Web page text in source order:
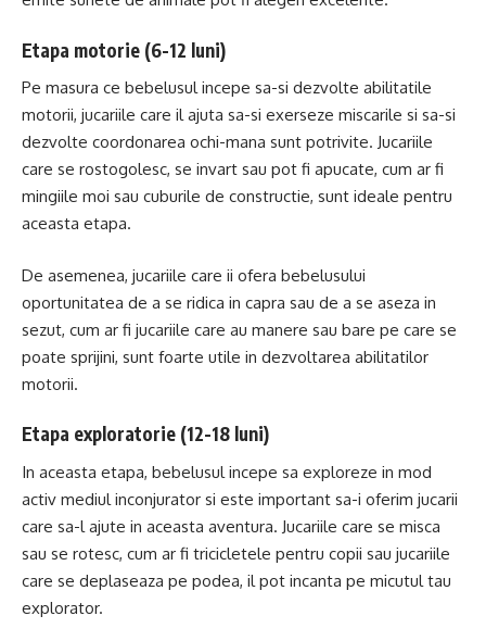
Etapa motorie (6-12 luni)
Pe masura ce bebelusul incepe sa-si dezvolte abilitatile
motorii, jucariile care il ajuta sa-si exerseze miscarile si sa-si
dezvolte coordonarea ochi-mana sunt potrivite. Jucariile
care se rostogolesc, se invart sau pot fi apucate, cum ar fi
mingiile moi sau cuburile de constructie, sunt ideale pentru
aceasta etapa.
De asemenea, jucariile care ii ofera bebelusului
oportunitatea de a se ridica in capra sau de a se aseza in
sezut, cum ar fi jucariile care au manere sau bare pe care se
poate sprijini, sunt foarte utile in dezvoltarea abilitatilor
motorii.
Etapa exploratorie (12-18 luni)
In aceasta etapa, bebelusul incepe sa exploreze in mod
activ mediul inconjurator si este important sa-i oferim jucarii
care sa-l ajute in aceasta aventura. Jucariile care se misca
sau se rotesc, cum ar fi tricicletele pentru copii sau jucariile
care se deplaseaza pe podea, il pot incanta pe micutul tau
explorator.